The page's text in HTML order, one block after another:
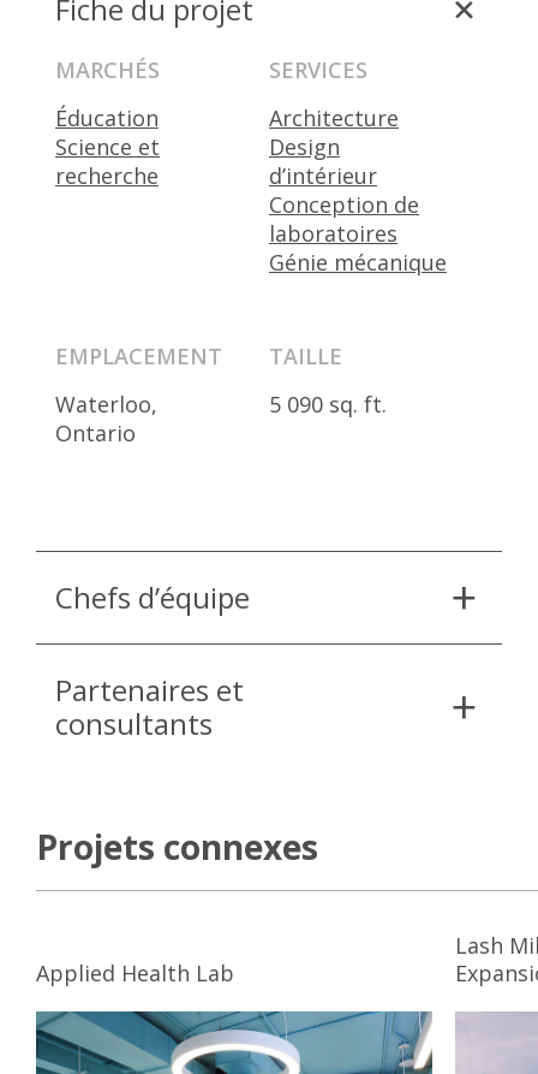
Fiche du projet
MARCHÉS
Éducation
Science et
recherche
SERVICES
Architecture
Design
d’intérieur
Conception de
laboratoires
Génie mécanique
EMPLACEMENT
Waterloo,
Ontario
TAILLE
5 090 sq. ft.
Chefs d’équipe
Partenaires et
consultants
Projets connexes
Applied Health Lab
Lash